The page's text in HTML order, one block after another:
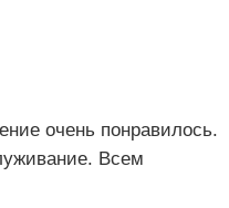
очень понравилось.
Всем